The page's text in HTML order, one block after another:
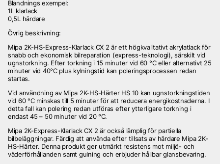
Blandnings exempel:
1L klarlack
0,5L härdare
Övrig beskrivning:
Mipa 2K-HS-Express-Klarlack CX 2 är ett högkvalitativt akrylatlack för
snabb och ekonomisk bilreparation (express-teknologi), särskilt vid
ugnstorkning. Efter torkning i 15 minuter vid 60 °C eller alternativt 25
minuter vid 40°C plus kylningstid kan poleringsprocessen redan
startas.
Vid användning av Mipa 2K-HS-Härter HS 10 kan ugnstorkningstiden
vid 60 °C minskas till 5 minuter för att reducera energikostnaderna. I
detta fall kan polering redan utföras efter ytterligare torkning i
endast 45 – 50 minuter vid 20 °C.
Mipa 2K-Express-Klarlack CX 2 är också lämplig för partiella
bilbeläggningar. Färdig att använda efter tillsats av härdare Mipa 2K-
HS-Härter. Denna produkt ger utmärkt resistens mot miljö- och
väderförhållanden samt gulning och erbjuder hållbar glansbevaring.